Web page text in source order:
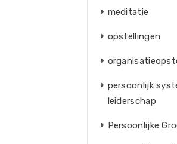
meditatie
opstellingen
persoonlijk
leiderschap
Persoonlijke